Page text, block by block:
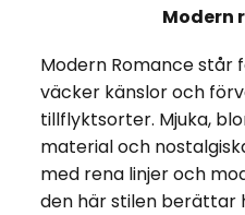
Modern
Modern Romance står
väcker känslor och
tillflyktsorter. Mjuka,
material och
med rena linjer och
den här stilen berättar